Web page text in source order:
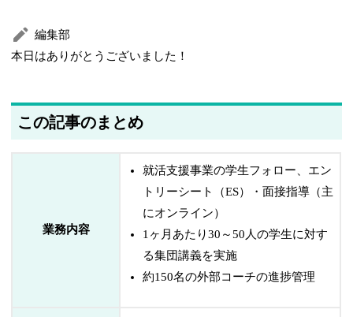
編集部
本日はありがとうございました！
この記事のまとめ
業務内容
就活支援事業の学生フォロー、エン
トリーシート（ES）・面接指導（主
にオンライン）
1ヶ月あたり30～50人の学生に対す
る集団講義を実施
約150名の外部コーチの進捗管理